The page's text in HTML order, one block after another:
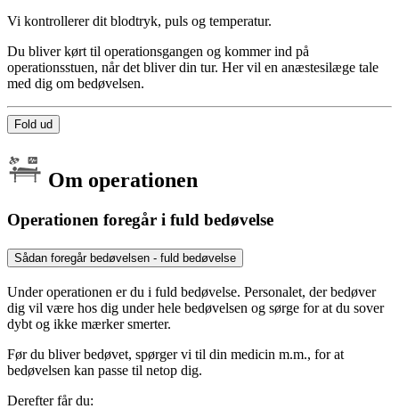
Vi kontrollerer dit blodtryk, puls og temperatur.
Du bliver kørt til operationsgangen og kommer ind på
operationsstuen, når det bliver din tur. Her vil en anæstesilæge tale
med dig om bedøvelsen.
Fold ud
Om operationen
Operationen foregår i fuld bedøvelse
Sådan foregår bedøvelsen - fuld bedøvelse
Under operationen er du i fuld bedøvelse. Personalet, der bedøver
dig vil være hos dig under hele bedøvelsen og sørge for at du sover
dybt og ikke mærker smerter.
Før du bliver bedøvet, spørger vi til din medicin m.m., for at
bedøvelsen kan passe til netop dig.
Derefter får du: